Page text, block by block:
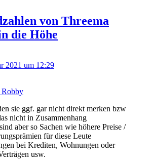
von Threema
die Höhe
2021 um 12:29
Robby
sie ggf. gar nicht direkt merken bzw
nicht in Zusammenhang
aber so Sachen wie höhere Preise /
für diese Leute
bei Krediten, Wohnungen oder
usw.